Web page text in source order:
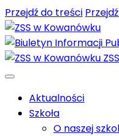
Przejdź do treści
Aktualności
Szkoła
O naszej